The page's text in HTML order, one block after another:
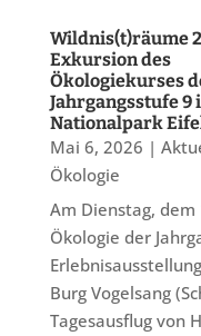
Wildnis(t)räume
Exkursion des
Ökologiekurses
Jahrgangsstufe 9
Nationalpark
Mai 6, 2026 |
Ökologie
Am Dienstag,
Ökologie der
Burg Vogelsang
Tagesausflug von